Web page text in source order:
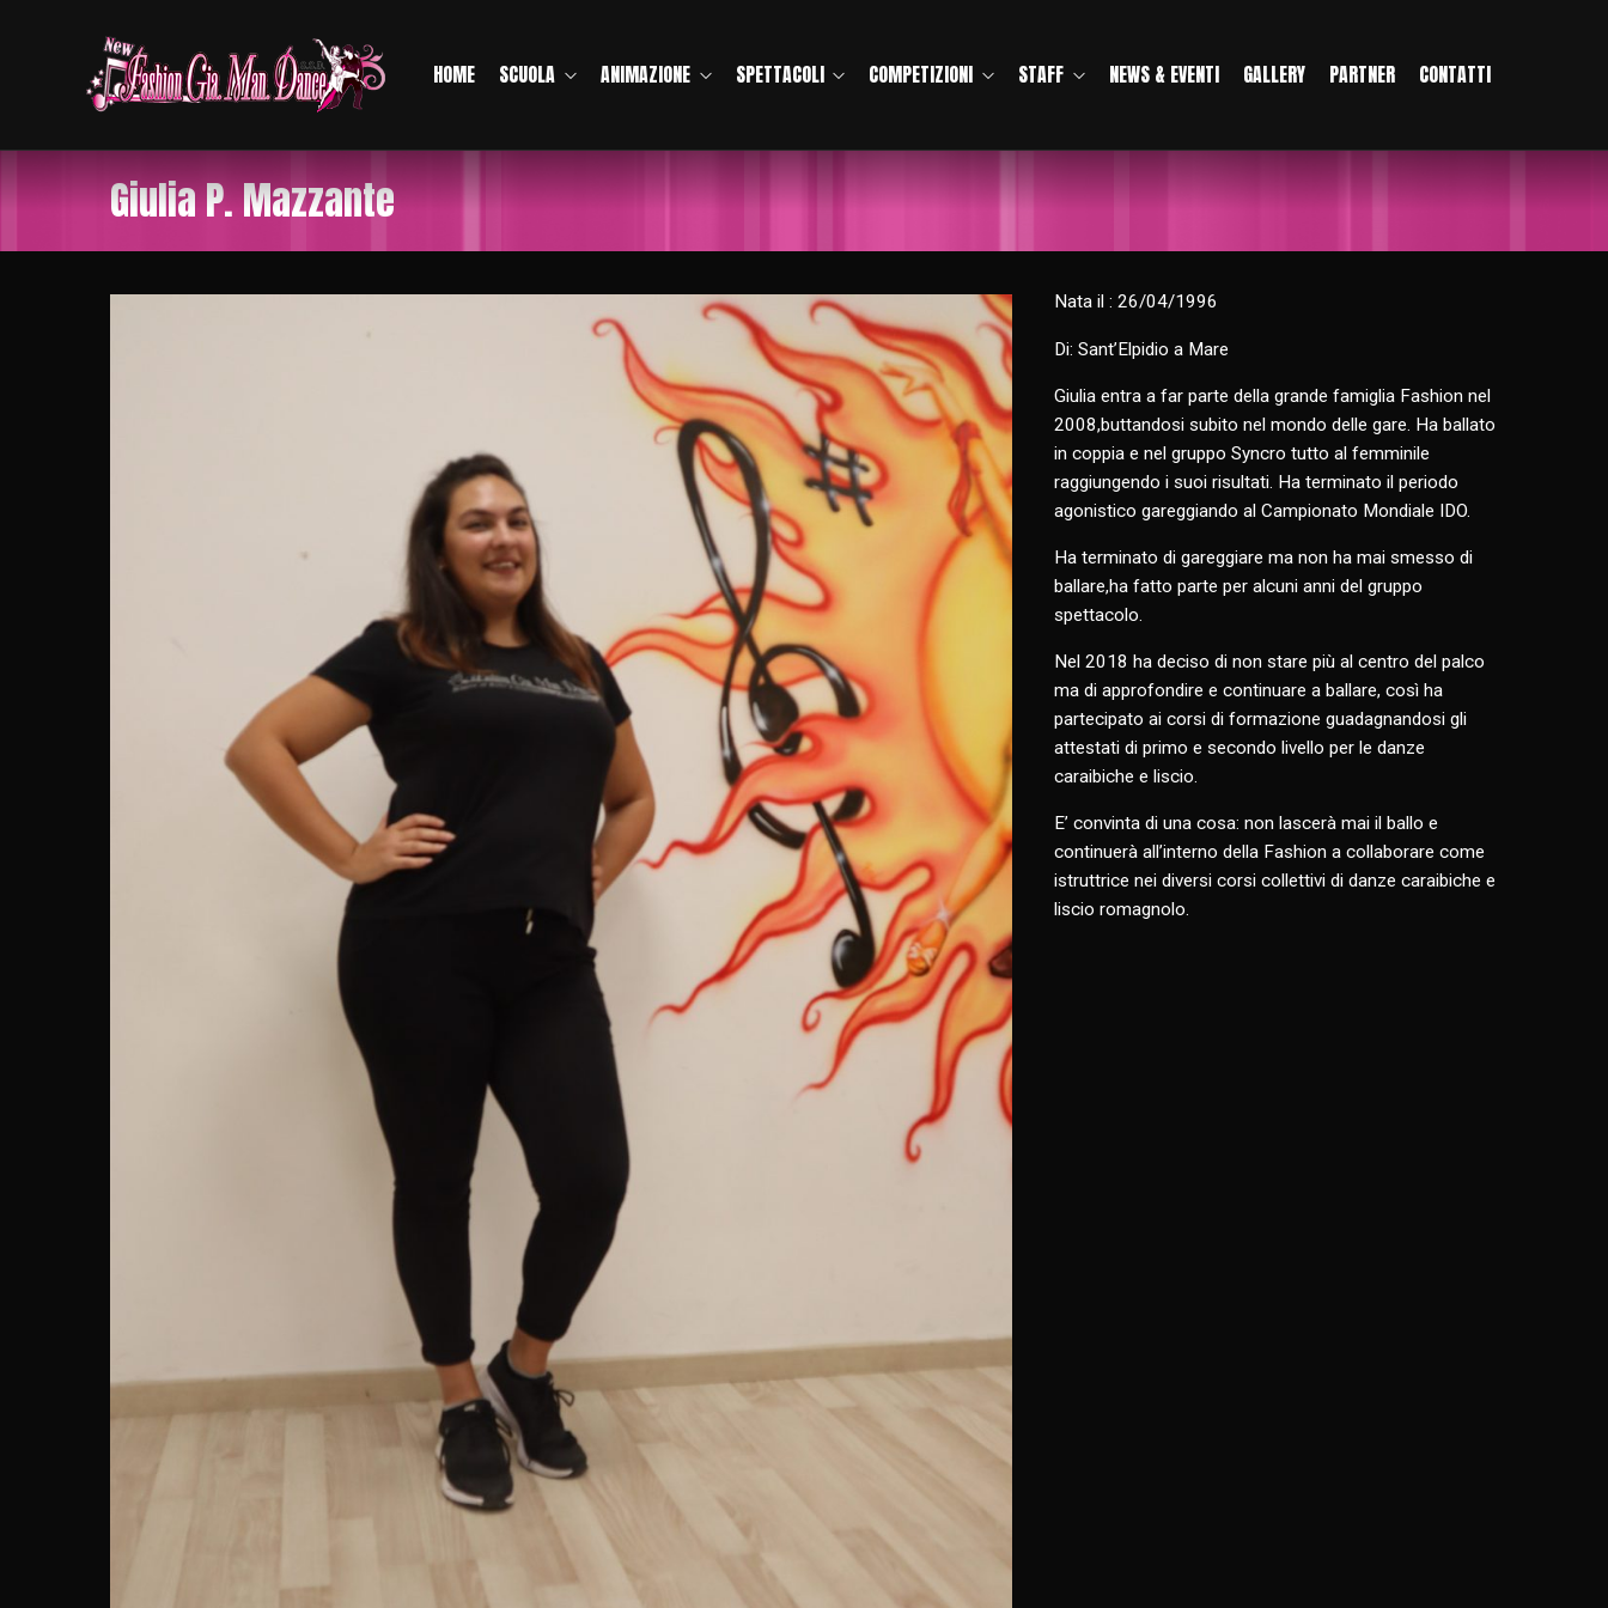
HOME SCUOLA ANIMAZIONE SPETTACOLI COMPETIZIONI STAFF NEWS & EVENTI GALLERY PARTNER CONTATTI
Giulia P. Mazzante
Nata il : 26/04/1996
Di: Sant’Elpidio a Mare
Giulia entra a far parte della grande famiglia Fashion nel
2008,buttandosi subito nel mondo delle gare. Ha ballato
in coppia e nel gruppo Syncro tutto al femminile
raggiungendo i suoi risultati. Ha terminato il periodo
agonistico gareggiando al Campionato Mondiale IDO.
Ha terminato di gareggiare ma non ha mai smesso di
ballare,ha fatto parte per alcuni anni del gruppo
spettacolo.
Nel 2018 ha deciso di non stare più al centro del palco
ma di approfondire e continuare a ballare, così ha
partecipato ai corsi di formazione guadagnandosi gli
attestati di primo e secondo livello per le danze
caraibiche e liscio.
E’ convinta di una cosa: non lascerà mai il ballo e
continuerà all’interno della Fashion a collaborare come
istruttrice nei diversi corsi collettivi di danze caraibiche e
liscio romagnolo.